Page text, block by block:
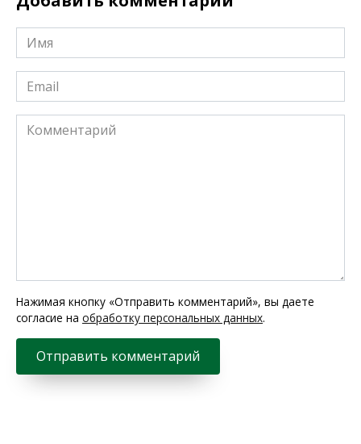
Имя
*
Email
*
Комментарий
Нажимая кнопку «Отправить комментарий», вы даете
согласие на обработку персональных данных.